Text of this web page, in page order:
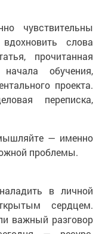
чувствительны
слова
прочитанная
обучения,
проекта.
переписка,
— именно
проблемы.
в личной
сердцем.
важный разговор